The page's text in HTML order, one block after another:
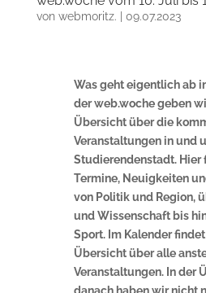
von webmoritz. 09.07.2023
Was geht eigentlich ab
der web.woche geben
Übersicht über die
Veranstaltungen in und
Studierendenstadt. Hier
Termine, Neuigkeiten
von Politik und Region,
und Wissenschaft bis
Sport. Im Kalender
Übersicht über alle
Veranstaltungen. In der